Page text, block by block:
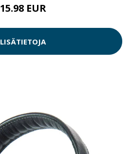
15.98 EUR
LISÄTIETOJA